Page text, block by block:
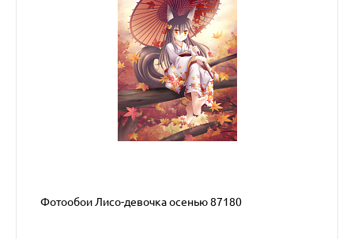
Фотообои Лисо-девочка осенью 87180